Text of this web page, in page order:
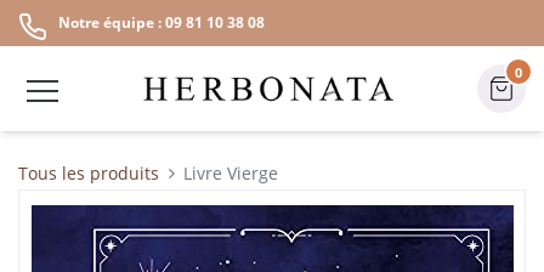
Notre équipe : 09 81 10 38 08
0
Tous les produits Livre Vierge